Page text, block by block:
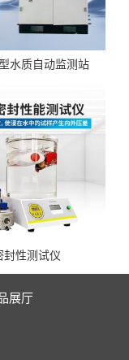
水质自动监测站
封性测试仪
展厅